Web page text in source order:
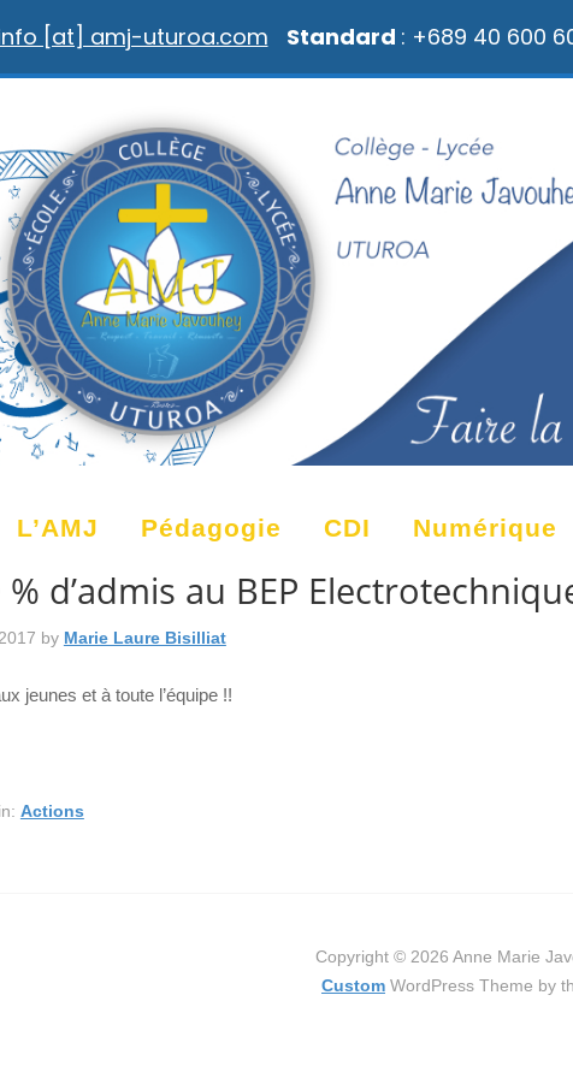
L’AMJ Pédagogie CDI Numérique
% d’admis au BEP
by Marie Laure Bisilliat
jeunes et à toute l’équipe !!
Actions
Copyright © 2026 Anne Marie
Custom WordPress Theme by
[at] amj-uturoa.com Standard : +689 40 600